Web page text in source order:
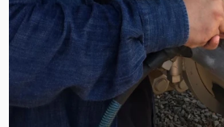
TRANSPORTE DE REJEITOS RADIOATIVOS